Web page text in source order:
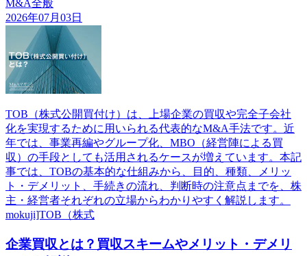
M&A全般
2026年07月03日
TOB（株式公開買付け）は、上場企業の買収や完全子会社
化を実現するために用いられる代表的なM&A手法です。近
年では、事業再編やグループ化、MBO（経営陣による買
収）の手段としても活用されるケースが増えています。本記
事では、TOBの基本的な仕組みから、目的、種類、メリッ
ト・デメリット、手続きの流れ、判断時の注意点までを、株
主・経営者それぞれの立場からわかりやすく解説します。
mokuji]TOB（株式
企業買収とは？買収スキームやメリット・デメリ